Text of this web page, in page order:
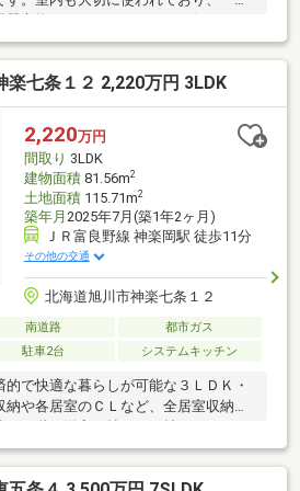
いいただけます。
楽七条１２ 2,220万円 3LDK
2,220万円
間取り 3LDK
建物面積81.56m2
土地面積115.71m2
築年月 2025年7月(築1年2ヶ月)
ＪＲ富良野線 神楽岡駅 徒歩11分
その他の交通
北海道旭川市神楽七条１２
南道路
都市ガス
駐車2台 システムキッチン
的で快適な暮らしが可能な３ＬＤＫ・
や各居室のＣＬなど、全居室収納で
まとめて収納可能な設計・駐車２台
に面しており、車の出し入れや駐車も